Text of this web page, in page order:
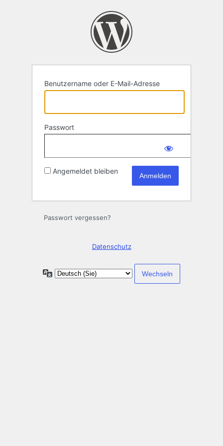
Benutzername oder E-Mail-Adresse
Passwort
Angemeldet bleiben
Passwort vergessen?
Datenschutz
Sprache